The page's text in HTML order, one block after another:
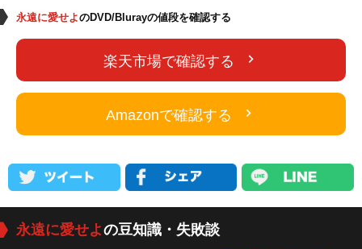
永遠に愛せよのDVD/Blurayの値段を確認する
楽天市場で確認する
Amazonで確認する
永遠に愛せよの豆知識・失敗談